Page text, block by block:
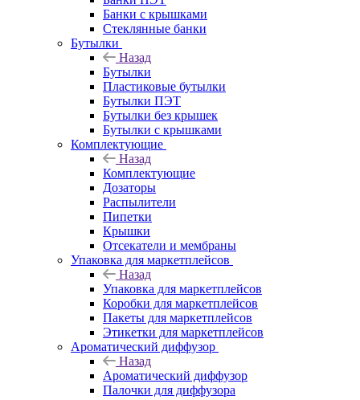
Банки с крышками
Стеклянные банки
Бутылки
Назад
Бутылки
Пластиковые бутылки
Бутылки ПЭТ
Бутылки без крышек
Бутылки с крышками
Комплектующие
Назад
Комплектующие
Дозаторы
Распылители
Пипетки
Крышки
Отсекатели и мембраны
Упаковка для маркетплейсов
Назад
Упаковка для маркетплейсов
Коробки для маркетплейсов
Пакеты для маркетплейсов
Этикетки для маркетплейсов
Ароматический диффузор
Назад
Ароматический диффузор
Палочки для диффузора